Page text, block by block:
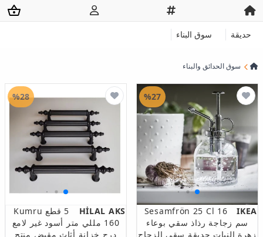
حديقة سوق البناء
سوق الحدائق والبناء
IKEA
Sesamfrön 25 Cl 16
سم زجاجة رذاذ سقي بوعاء
زهرة النبات حديقة سقي الزجاج
%27
HİLAL AKS
5 قطع Kumru
160 مللي متر أسود غير لامع
درج خزانة أثاث مقبض منتج
%28